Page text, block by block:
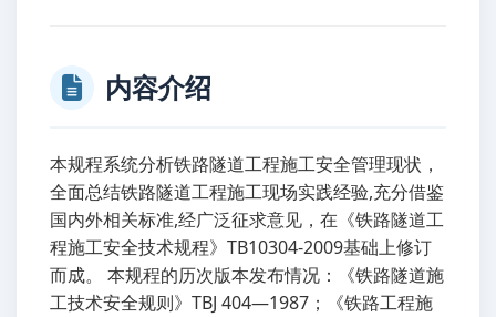
内容介绍
本规程系统分析铁路隧道工程施工安全管理现状，
全面总结铁路隧道工程施工现场实践经验,充分借鉴
国内外相关标准,经广泛征求意见，在《铁路隧道工
程施工安全技术规程》TB10304-2009基础上修订
而成。 本规程的历次版本发布情况：《铁路隧道施
工技术安全规则》TBJ 404—1987；《铁路工程施